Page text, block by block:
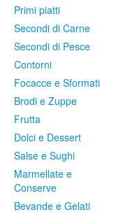
Primi piatti
Secondi di Carne
Secondi di Pesce
Contorni
Focacce e Sformati
Brodi e Zuppe
Frutta
Dolci e Dessert
Salse e Sughi
Marmellate e
Conserve
Bevande e Gelati